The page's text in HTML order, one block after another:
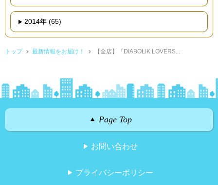
2014年 (65)
トップ 最新情報をお届け！ 【全店】『DIABOLIK LOVERS...
Page Top
お問い合わせ
プライバシーポリシー